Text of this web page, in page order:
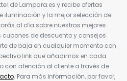
de Lampara.es y recibe ofertas
iluminación y la mejor selección de
al día sobre nuestras mejores
de descuento y consejos
de baja en cualquier momento con
link que añadimos en cada
con atención al cliente a través de
. Para más información, por favor,